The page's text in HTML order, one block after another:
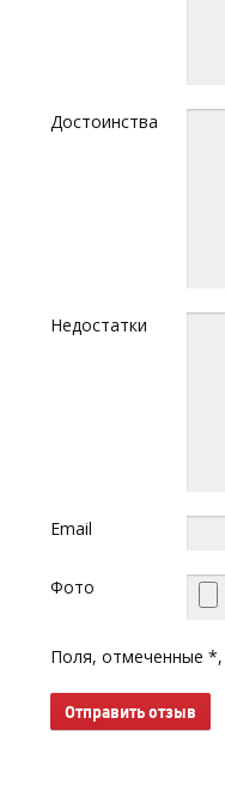
Достоинства
Недостатки
Email
Фото
Поля, отмеченные *,
Отправить отзыв